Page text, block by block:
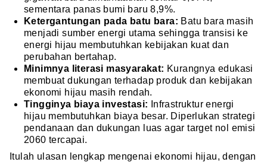
sementara panas bumi baru 8,9%.
Ketergantungan pada batu bara: Batu bara masih
menjadi sumber energi utama sehingga transisi ke
energi hijau membutuhkan kebijakan kuat dan
perubahan bertahap.
Minimnya literasi masyarakat: Kurangnya edukasi
membuat dukungan terhadap produk dan kebijakan
ekonomi hijau masih rendah.
Tingginya biaya investasi:
Infrastruktur energi
hijau membutuhkan biaya besar. Diperlukan strategi
pendanaan dan dukungan luas agar target nol emisi
2060 tercapai.
Itulah ulasan lengkap mengenai ekonomi hijau, dengan